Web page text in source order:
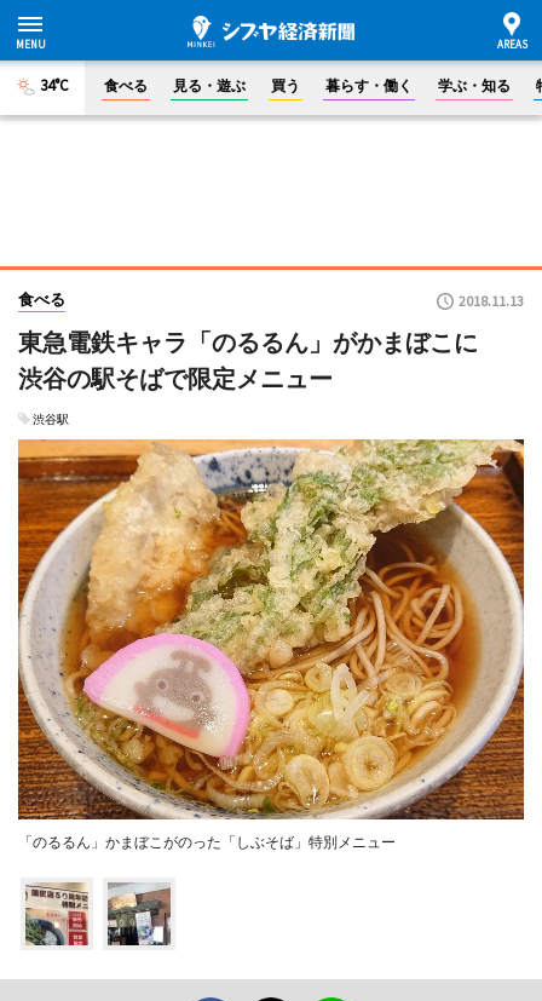
34°C 食べる 見る・遊ぶ 買う 暮らす・働く 学ぶ・知る
食べる 2018.11.13
東急電鉄キャラ「のるるん」がかまぼこに
渋谷の駅そばで限定メニュー
渋谷駅
「のるるん」かまぼこがのった「しぶそば」特別メニュー